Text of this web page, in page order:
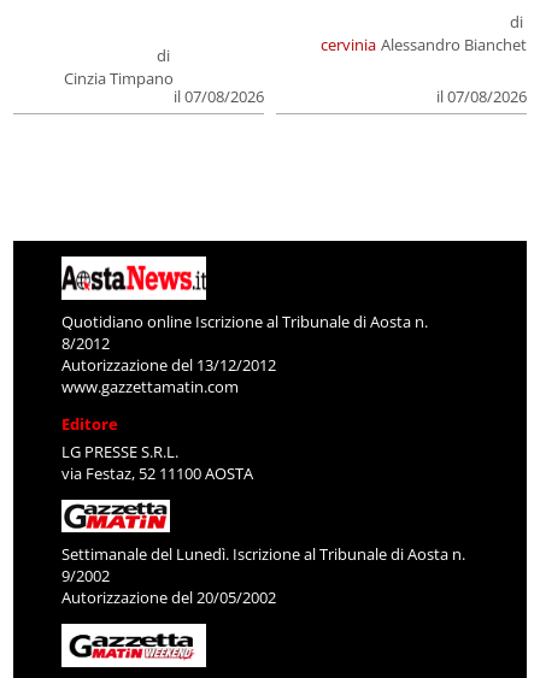
di
Cinzia Timpano
il 07/08/2026
cervinia
di
Alessandro Bianchet
il 07/08/2026
Quotidiano online Iscrizione al Tribunale di Aosta n.
8/2012
Autorizzazione del 13/12/2012
www.gazzettamatin.com
Editore
LG PRESSE S.R.L.
via Festaz, 52 11100 AOSTA
Settimanale del Lunedì. Iscrizione al Tribunale di Aosta n.
9/2002
Autorizzazione del 20/05/2002